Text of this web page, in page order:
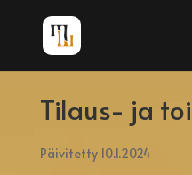
Tilaus- ja
Päivitetty 10.1.2024